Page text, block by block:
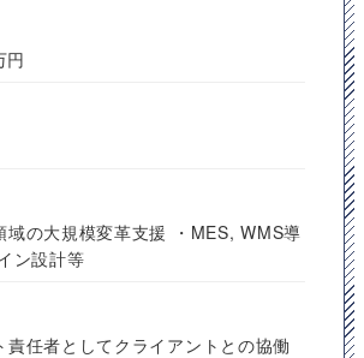
円
域の大規模変革支援 ・MES, WMS導
ン設計等
責任者としてクライアントとの協働